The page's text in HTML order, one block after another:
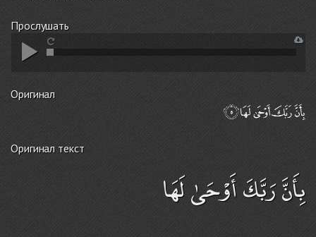
Прослушать
Оригинал
Оригинал текст
بِأَنَّ رَبَّكَ أَوْحَىٰ لَهَا